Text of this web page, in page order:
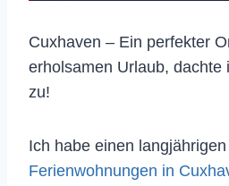
Cuxhaven – Ein perfekter
erholsamen Urlaub, dachte
zu!
Ich habe einen
Ferienwohnungen in